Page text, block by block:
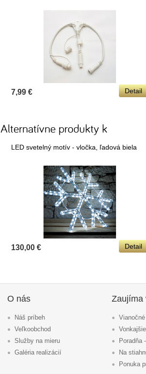
7,99 € Detail
Alternatívne produkty k
LED svetelný motív - vločka, ľadová biela
130,00 € Detail
O nás
Náš príbeh
Veľkoobchod
Služby na mieru
Galéria realizácií
Zaujíma
Poradňa -
Na
Ponuka